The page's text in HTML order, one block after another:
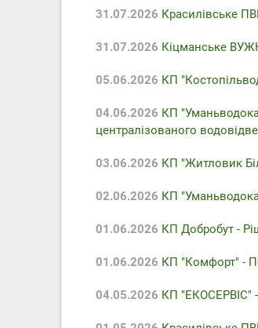
31.07.2026 Красилівське
31.07.2026 Кіцманське
05.06.2026 КП
04.06.2026 КП
централізованого
03.06.2026 КП "Житловик
02.06.2026 КП
01.06.2026 КП Добробут -
01.06.2026 КП "Комфорт" -
04.05.2026 КП "ЕКОСЕРВІС" -